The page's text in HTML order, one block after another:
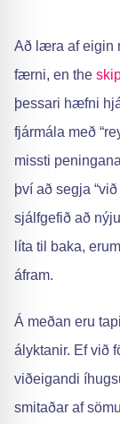
Að læra af eigin
færni, en the
þessari hæfni
fjármála með
missti
því að segja
sjálfgefið að
líta til baka,
áfram.
Á meðan eru
ályktanir. Ef við
viðeigandi
smitaðar af